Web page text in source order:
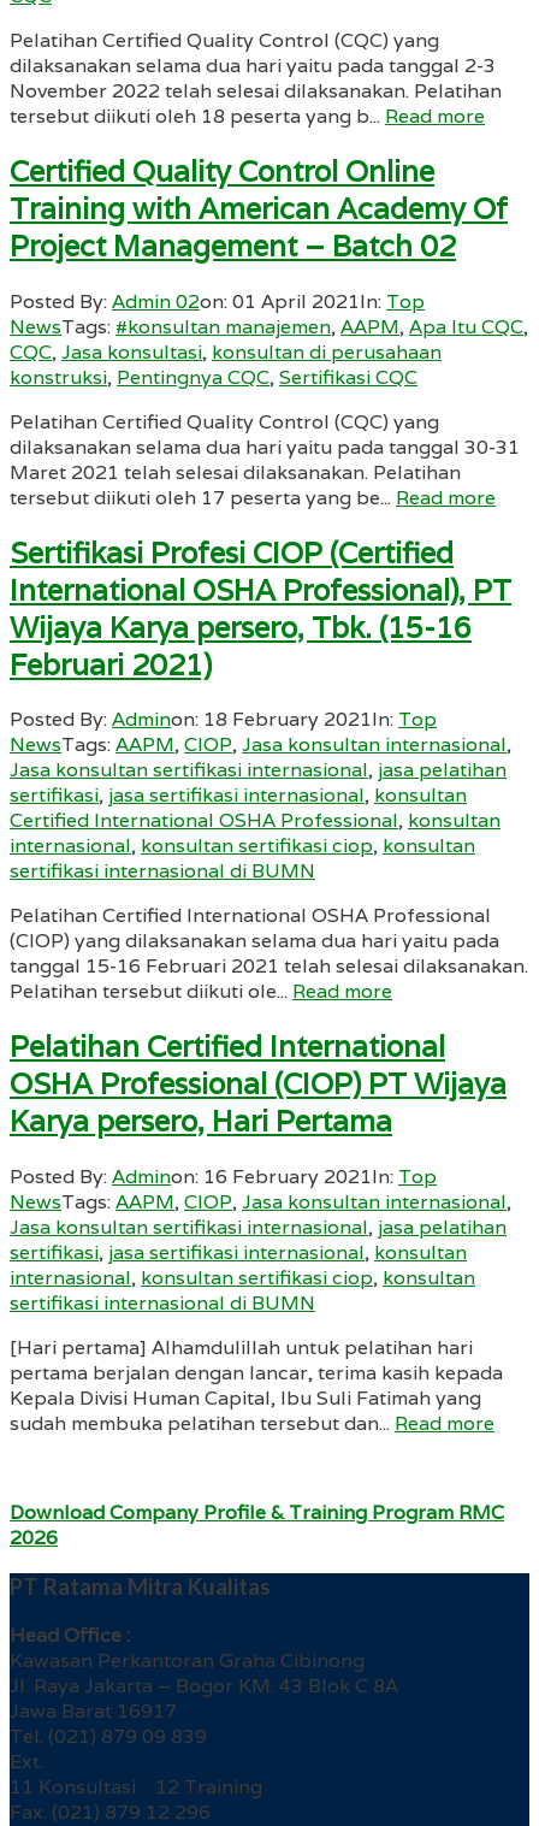
Pelatihan Certified Quality Control (CQC) yang
dilaksanakan selama dua hari yaitu pada tanggal 2-3
November 2022 telah selesai dilaksanakan. Pelatihan
tersebut diikuti oleh 18 peserta yang b... Read more
Certified Quality Control Online
Training with American Academy Of
Project Management – Batch 02
Posted By:Admin 02on:01 April 2021In: Top
NewsTags: #konsultan manajemen,AAPM,Apa Itu CQC,
CQC,Jasa konsultasi, konsultan di perusahaan
konstruksi, Pentingnya CQC,Sertifikasi CQC
Pelatihan Certified Quality Control (CQC) yang
dilaksanakan selama dua hari yaitu pada tanggal 30-31
Maret 2021 telah selesai dilaksanakan. Pelatihan
tersebut diikuti oleh 17 peserta yang be... Read more
Sertifikasi Profesi CIOP (Certified
International OSHA Professional), PT
Wijaya Karya persero, Tbk. (15-16
Februari 2021)
Posted By:Adminon: 18 February 2021In: Top
NewsTags:AAPM,CIOP,Jasa konsultan internasional,
Jasa konsultan sertifikasi internasional, jasa pelatihan
sertifikasi, jasa sertifikasi internasional, konsultan
Certified International OSHA Professional, konsultan
internasional, konsultan sertifikasi ciop, konsultan
sertifikasi internasional di BUMN
Pelatihan Certified International OSHA Professional
(CIOP) yang dilaksanakan selama dua hari yaitu pada
tanggal 15-16 Februari 2021 telah selesai dilaksanakan.
Pelatihan tersebut diikuti ole... Read more
Pelatihan Certified International
OSHA Professional (CIOP) PT Wijaya
Karya persero, Hari Pertama
Posted By:Adminon: 16 February 2021In: Top
NewsTags:AAPM,CIOP,Jasa konsultan internasional,
Jasa konsultan sertifikasi internasional, jasa pelatihan
sertifikasi, jasa sertifikasi internasional, konsultan
internasional, konsultan sertifikasi ciop, konsultan
sertifikasi internasional di BUMN
[Hari pertama] Alhamdulillah untuk pelatihan hari
pertama berjalan dengan lancar, terima kasih kepada
Kepala Divisi Human Capital, Ibu Suli Fatimah yang
sudah membuka pelatihan tersebut dan... Read more
Download Company Profile & Training Program RMC
2026
PT Ratama Mitra Kualitas
Head Office :
Kawasan Perkantoran Graha Cibinong
Jl. Raya Jakarta – Bogor KM. 43 Blok C 8A
Jawa Barat 16917
Tel. (021) 879 09 839
Ext.
11 Konsultasi 12 Training
Fax. (021) 879 12 296